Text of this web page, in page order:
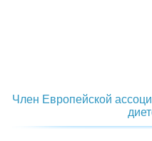
Член Европейской